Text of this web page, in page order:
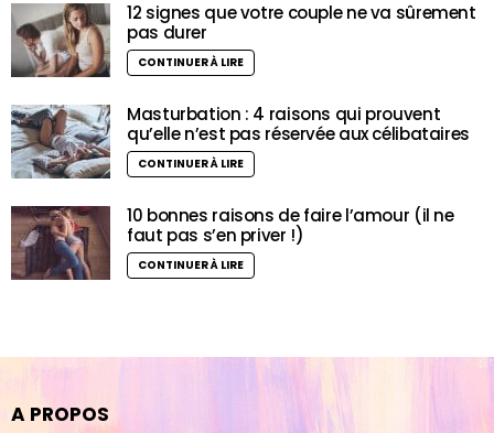
12 signes que votre couple ne va sûrement
pas durer
CONTINUER À LIRE
Masturbation : 4 raisons qui prouvent
qu’elle n’est pas réservée aux célibataires
CONTINUER À LIRE
10 bonnes raisons de faire l’amour (il ne
faut pas s’en priver !)
CONTINUER À LIRE
A PROPOS